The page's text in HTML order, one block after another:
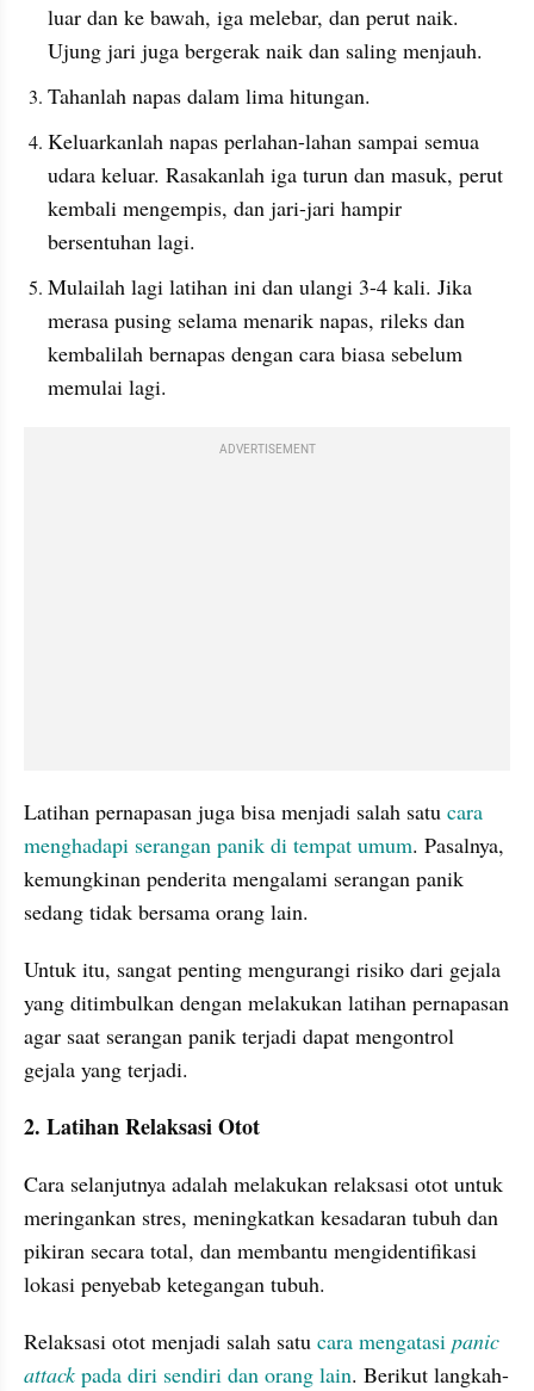
luar dan ke bawah, iga melebar, dan perut naik.
Ujung jari juga bergerak naik dan saling menjauh.
Tahanlah napas dalam lima hitungan.
Keluarkanlah napas perlahan-lahan sampai semua
udara keluar. Rasakanlah iga turun dan masuk, perut
kembali mengempis, dan jari-jari hampir
bersentuhan lagi.
Mulailah lagi latihan ini dan ulangi 3-4 kali. Jika
merasa pusing selama menarik napas, rileks dan
kembalilah bernapas dengan cara biasa sebelum
memulai lagi.
ADVERTISEMENT
Latihan pernapasan juga bisa menjadi salah satu cara
menghadapi serangan panik di tempat umum. Pasalnya,
kemungkinan penderita mengalami serangan panik
sedang tidak bersama orang lain.
Untuk itu, sangat penting mengurangi risiko dari gejala
yang ditimbulkan dengan melakukan latihan pernapasan
agar saat serangan panik terjadi dapat mengontrol
gejala yang terjadi.
2. Latihan Relaksasi Otot
Cara selanjutnya adalah melakukan relaksasi otot untuk
meringankan stres, meningkatkan kesadaran tubuh dan
pikiran secara total, dan membantu mengidentifikasi
lokasi penyebab ketegangan tubuh.
Relaksasi otot menjadi salah satu cara mengatasi panic
attack pada diri sendiri dan orang lain. Berikut langkah-